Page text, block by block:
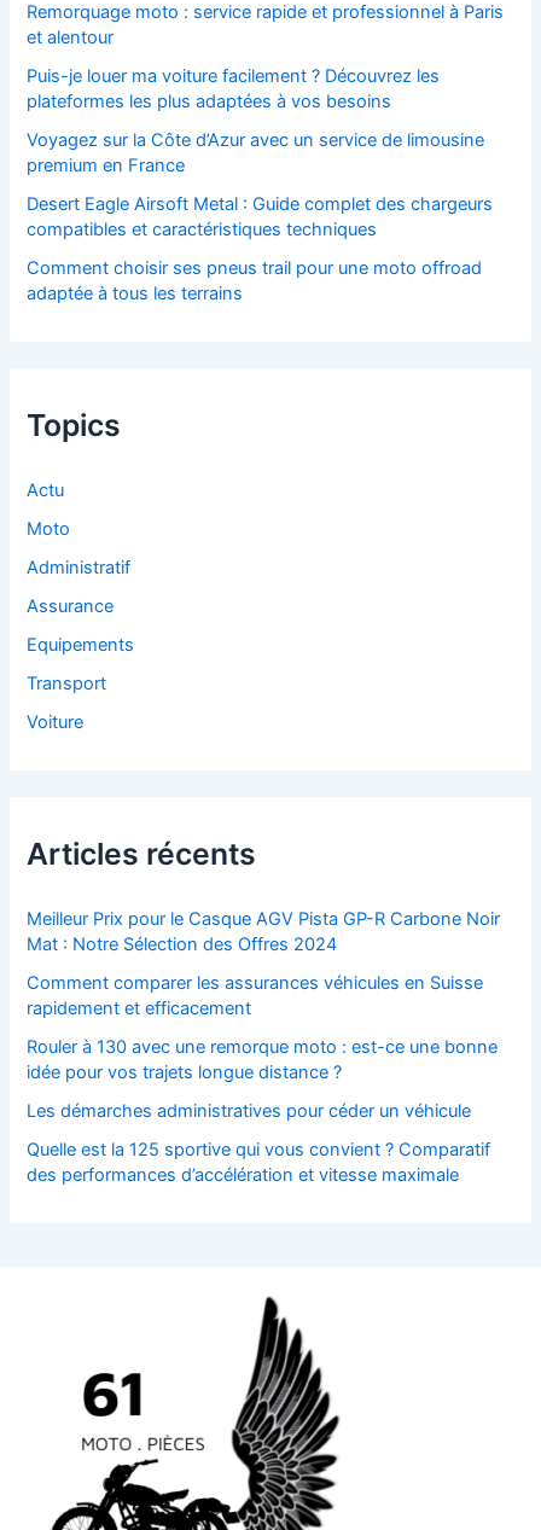
Remorquage moto : service rapide et professionnel à Paris
et alentour
Puis-je louer ma voiture facilement ? Découvrez les
plateformes les plus adaptées à vos besoins
Voyagez sur la Côte d’Azur avec un service de limousine
premium en France
Desert Eagle Airsoft Metal : Guide complet des chargeurs
compatibles et caractéristiques techniques
Comment choisir ses pneus trail pour une moto offroad
adaptée à tous les terrains
Topics
Actu
Moto
Administratif
Assurance
Equipements
Transport
Voiture
Articles récents
Meilleur Prix pour le Casque AGV Pista GP-R Carbone Noir
Mat : Notre Sélection des Offres 2024
Comment comparer les assurances véhicules en Suisse
rapidement et efficacement
Rouler à 130 avec une remorque moto : est-ce une bonne
idée pour vos trajets longue distance ?
Les démarches administratives pour céder un véhicule
Quelle est la 125 sportive qui vous convient ? Comparatif
des performances d’accélération et vitesse maximale